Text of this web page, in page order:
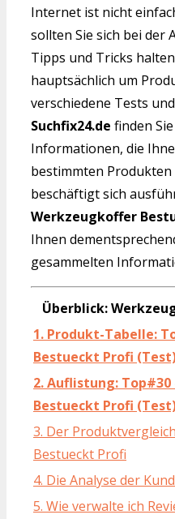
Internet ist nicht
sollten Sie sich bei der
Tipps und Tricks
hauptsächlich um
verschiedene Tests
Suchfix24.de finden
Informationen, die
bestimmten
beschäftigt sich
Werkzeugkoffer
Ihnen
gesammelten
Überblick:
1. Produkt-Tabelle:
Bestueckt Profi
2. Auflistung:
Bestueckt Profi
3. Der
Bestueckt Profi
4. Die Analyse der
5. Wie verwalte ich